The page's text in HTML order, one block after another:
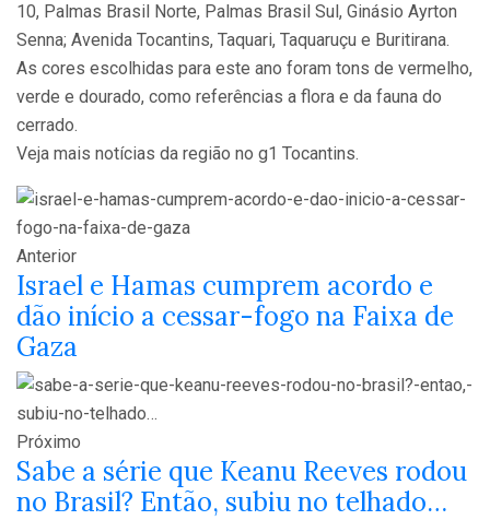
10, Palmas Brasil Norte, Palmas Brasil Sul, Ginásio Ayrton
Senna; Avenida Tocantins, Taquari, Taquaruçu e Buritirana.
As cores escolhidas para este ano foram tons de vermelho,
verde e dourado, como referências a flora e da fauna do
cerrado.
Veja mais notícias da região no g1 Tocantins.
Anterior
Israel e Hamas cumprem acordo e
dão início a cessar-fogo na Faixa de
Gaza
Próximo
Sabe a série que Keanu Reeves rodou
no Brasil? Então, subiu no telhado…